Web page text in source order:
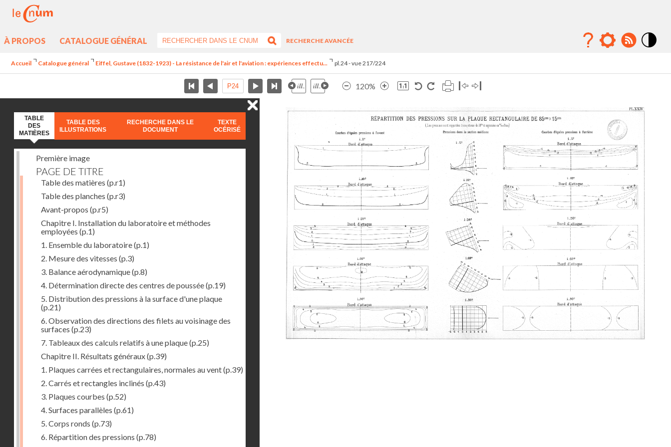
À PROPOS CATALOGUE GÉNÉRAL
RECHERCHE AVANCÉE
Accueil Catalogue général Eiffel, Gustave (1832-1923) - La résistance de l'air et l'aviation : expériences effectu... pl.24 - vue 217/224
120%
TABLE
DES
MATIÈRES
TABLE DES
ILLUSTRATIONS
RECHERCHE DANS LE
DOCUMENT
TEXTE
OCÉRISÉ
Première image
PAGE DE TITRE
Table des matières (p.r1)
Table des planches (p.r3)
Avant-propos (p.r5)
Chapitre I. Installation du laboratoire et méthodes
employées (p.1)
1. Ensemble du laboratoire(p.1)
2. Mesure des vitesses (p.3)
3. Balance aérodynamique(p.8)
4. Détermination directe des centres de poussée(p.19)
5. Distribution des pressions à la surface d'une plaque
(p.21)
6. Observation des directions des filets au voisinage des
surfaces (p.23)
7. Tableaux des calculs relatifs à une plaque(p.25)
Chapitre II. Résultats généraux(p.39)
1. Plaques carrées et rectangulaires, normales au vent(p.39)
2. Carrés et rectangles inclinés (p.43)
3. Plaques courbes (p.52)
4. Surfaces parallèles (p.61)
5. Corps ronds (p.73)
6. Répartition des pressions (p.78)